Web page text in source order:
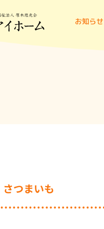
お知らせ
つまいも